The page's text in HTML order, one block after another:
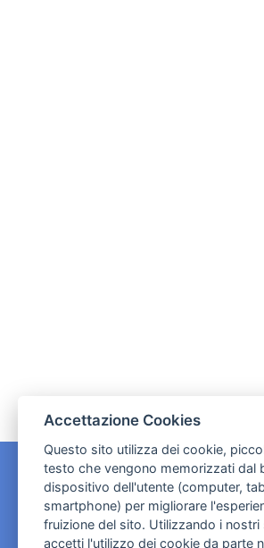
CONTATTI
Accettazione Cookies
Questo sito utilizza dei cookie,
testo che vengono memorizzati dal
dispositivo dell'utente (computer,
smartphone) per migliorare
fruizione del sito. Utilizzando i nostri
accetti l'utilizzo dei cookie da parte